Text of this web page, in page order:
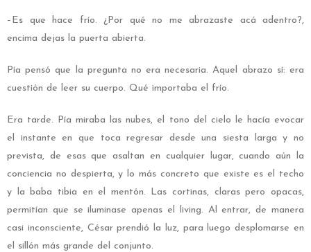
–Es que hace frío. ¿Por qué no me abrazaste acá adentro?,
encima dejas la puerta abierta.
Pía pensó que la pregunta no era necesaria. Aquel abrazo sí: era
cuestión de leer su cuerpo. Qué importaba el frío.
Era tarde. Pía miraba las nubes, el tono del cielo le hacía evocar
el instante en que toca regresar desde una siesta larga y no
prevista, de esas que asaltan en cualquier lugar, cuando aún la
conciencia no despierta, y lo más concreto que existe es el techo
y la baba tibia en el mentón. Las cortinas, claras pero opacas,
permitían que se iluminase apenas el living. Al entrar, de manera
casi inconsciente, César prendió la luz, para luego desplomarse en
el sillón más grande del conjunto.